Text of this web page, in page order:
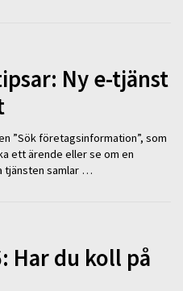
Ny e-tjänst
”Sök företagsinformation”, som
ett ärende eller se om en
tjänsten samlar …
Har du koll på